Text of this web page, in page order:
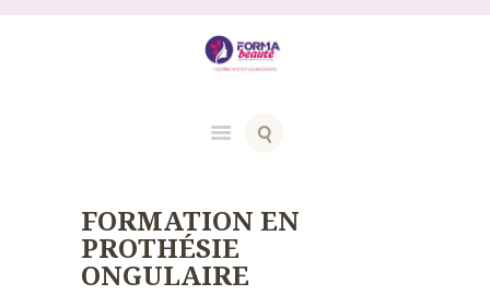
FORMATION EN
PROTHÉSIE
ONGULAIRE